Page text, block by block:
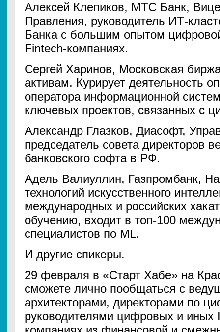
Алексей Клепиков, МТС Банк,
Правления, руководитель ИТ-
Банка с большим опытом
Fintech-компаниях.
Сергей Харинов, Московская
активам. Курирует деятельность
оператора информационной
ключевых проектов, связанных с
Александр Глазков, Диасофт,
председатель совета директоров
банковского софта в РФ.
Адель Валиуллин, Газпромбанк,
технологий искусственного
международных и российских
обучению, входит в топ-100
специалистов по ML.
И другие спикеры.
29 февраля в «Старт Хабе» на
сможете лично пообщаться с
архитекторами, директорами по
руководителями цифровых и иных